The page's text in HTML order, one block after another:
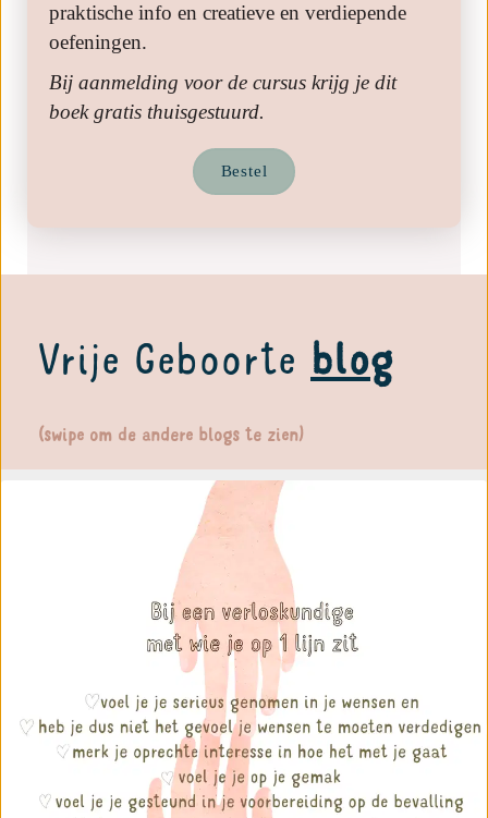
praktische info en creatieve en verdiepende
oefeningen.
Bij aanmelding voor de cursus krijg je dit
boek gratis thuisgestuurd.
Bestel
Vrije Geboorte blog
(swipe om de andere blogs te zien)